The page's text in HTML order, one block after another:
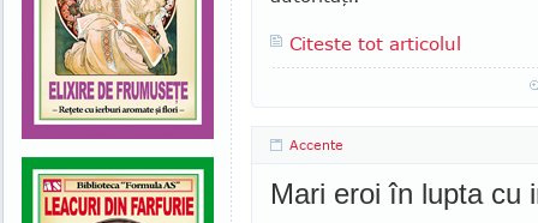
Citeste tot articolul
Accente
Mari eroi în lupta cu